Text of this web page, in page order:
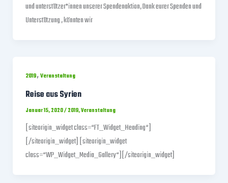
und unterstützer*innen unserer Spendenaktion, Dank eurer Spenden und
Unterstützung , könnten wir
2019,Veranstaltung
Reise aus Syrien
Januar 15, 2020/2019,Veranstaltung
[siteorigin_widget class=“FT_Widget_Heading“]
[/siteorigin_widget] [siteorigin_widget
class=“WP_Widget_Media_Gallery“][/siteorigin_widget]